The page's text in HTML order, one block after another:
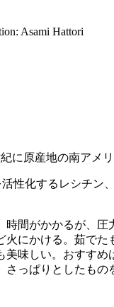
Asami Hattori
に原産地の南アメ
性化するレシチ
間がかかるが、
にかける。茹でた
味しい。おすす
っぱりとしたも